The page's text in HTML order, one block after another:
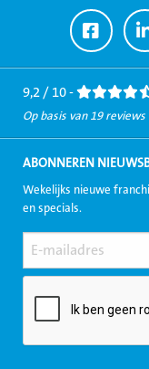
Ga
naar
9,2 / 10 -
Op basis van 19 reviews
ABONNEREN
Wekelijks nieuwe
en specials.